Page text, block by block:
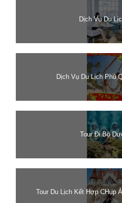
Dịch Vụ Du
Dịch Vụ Du Lịch Phú
Tour Đi Bộ
Tour Du Lịch Kết Hợp CHụp